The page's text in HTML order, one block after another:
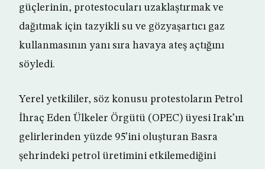
güçlerinin, protestocuları uzaklaştırmak ve
dağıtmak için tazyikli su ve gözyaşartıcı gaz
kullanmasının yanı sıra havaya ateş açtığını
söyledi.
Yerel yetkililer, söz konusu protestoların Petrol
İhraç Eden Ülkeler Örgütü (OPEC) üyesi Irak’ın
gelirlerinden yüzde 95’ini oluşturan Basra
şehrindeki petrol üretimini etkilemediğini